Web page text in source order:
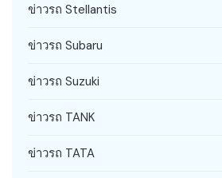
ข่าวรถ Stellantis
ข่าวรถ Subaru
ข่าวรถ Suzuki
ข่าวรถ TANK
ข่าวรถ TATA